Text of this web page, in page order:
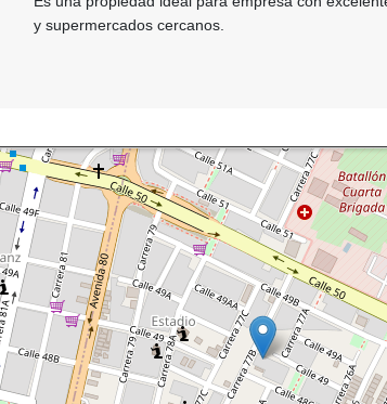
y supermercados cercanos.